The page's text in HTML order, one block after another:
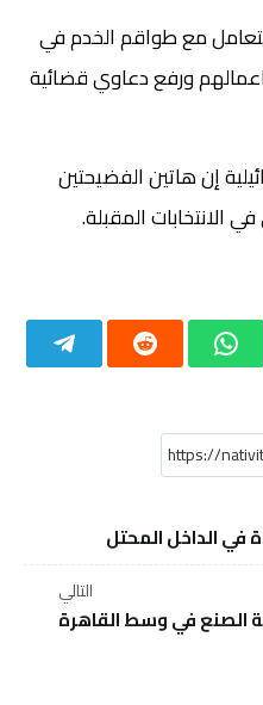
مع طواقم الخدم في
ورفع دعاوي قضائية
إن هاتين الفضيحتين
الانتخابات المقبلة.
في الداخل المحتل
التالي
الصنع في وسط القاهرة